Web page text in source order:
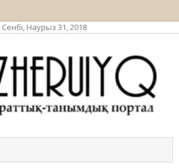
Сенбі, Наурыз 31, 2018